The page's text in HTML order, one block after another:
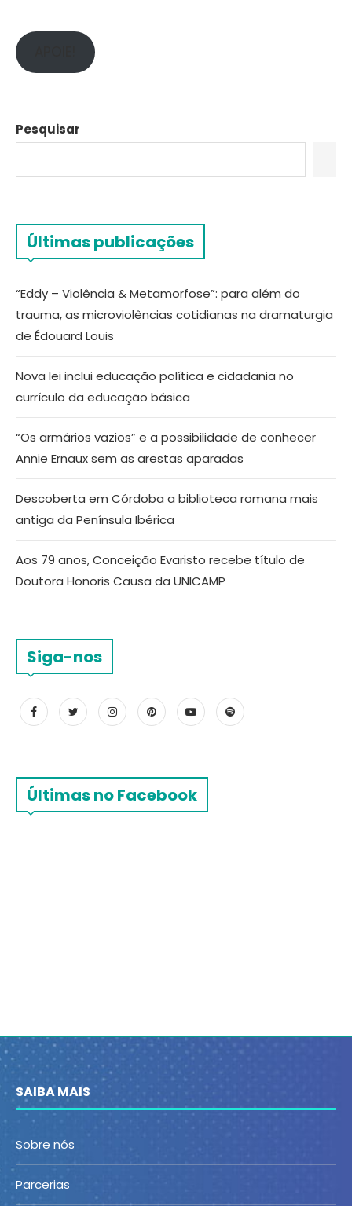
Pesquisar
Últimas publicações
“Eddy – Violência & Metamorfose”: para além do
trauma, as microviolências cotidianas na dramaturgia
de Édouard Louis
Nova lei inclui educação política e cidadania no
currículo da educação básica
“Os armários vazios” e a possibilidade de conhecer
Annie Ernaux sem as arestas aparadas
Descoberta em Córdoba a biblioteca romana mais
antiga da Península Ibérica
Aos 79 anos, Conceição Evaristo recebe título de
Doutora Honoris Causa da UNICAMP
Siga-nos
Últimas no Facebook
SAIBA MAIS
Sobre nós
Parcerias